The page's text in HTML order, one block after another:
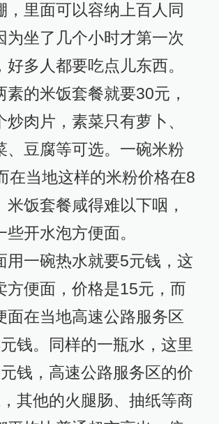
，里面可以容纳上百人同
为坐了几个小时才第一次
多人都要吃点儿东西。
素的米饭套餐就要30元，
肉片，素菜只有萝卜、
、豆腐等可选。一碗米粉
在当地这样的米粉价格在8
米饭套餐咸得难以下咽，
开水泡方便面。
用一碗热水就要5元钱，这
方便面，价格是15元，而
面在当地高速公路服务区
钱。同样的一瓶水，这里
钱，高速公路服务区的价
其他的火腿肠、抽纸等商